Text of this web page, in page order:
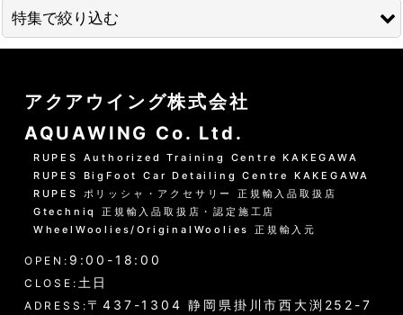
並び順 :
特集で絞り込む
水洗いの方法
グリーンシャンプー洗車の方法
PHリフレッシュシャンプー洗車
黒い筋状の水垢・古い保護層
ホイール・タイヤの洗浄
エンジンルーム・タイヤハウスなど
アクアウイング株式会社
AQUAWING Co. Ltd.
RUPES Authorized Training Centre KAKEGAWA
RUPES BigFoot Car Detailing Centre KAKEGAWA
RUPES ポリッシャ・アクセサリー 正規輸入品取扱店
Gtechniq 正規輸入品取扱店・認定施工店
WheelWoolies/OriginalWoolies 正規輸入元
OPEN: 9:00-18:00
CLOSE: 土日
ADRESS: 〒437-1304 静岡県掛川市西大渕252-7